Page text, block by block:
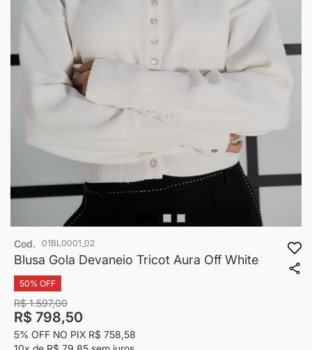
o
início
Cod. 01BL0001_02
Blusa Gola Devaneio Tricot Aura Off White
50% OFF
R$ 1.597,00
R$ 798,50
5% OFF NO PIX R$ 758,58